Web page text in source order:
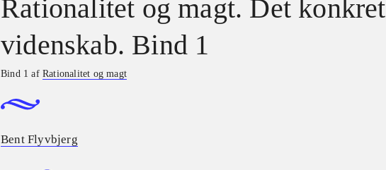
Rationalitet og magt. Det
videnskab. Bind 1
Bind 1 afRationalitet og magt
Bent Flyvbjerg